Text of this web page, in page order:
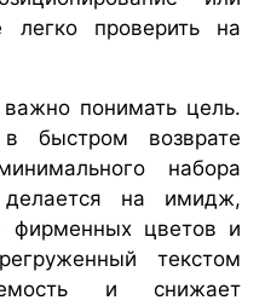
легко проверить на
понимать цель.
быстром возврате
набора
на имидж,
фирменных цветов и
текстом
и снижает